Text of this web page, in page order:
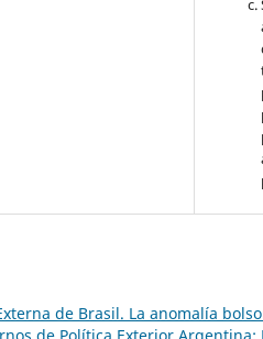
de Brasil. La anomalía
de Política Exterior